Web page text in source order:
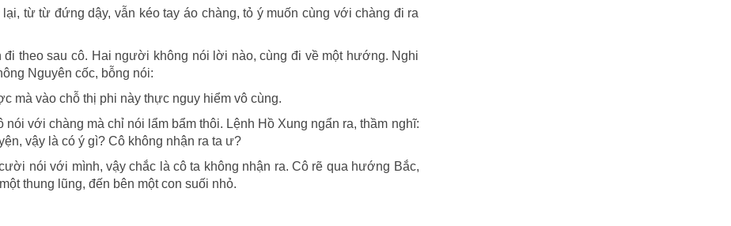
từ từ đứng dậy, vẫn kéo tay áo chàng, tỏ ý muốn cùng với chàng đi ra
theo sau cô. Hai người không nói lời nào, cùng đi về một hướng. Nghi
Nguyên cốc, bỗng nói:
mà vào chỗ thị phi này thực nguy hiểm vô cùng.
với chàng mà chỉ nói lẩm bẩm thôi. Lệnh Hồ Xung ngẩn ra, thầm nghĩ:
vậy là có ý gì? Cô không nhận ra ta ư?
nói với mình, vậy chắc là cô ta không nhận ra. Cô rẽ qua hướng Bắc,
thung lũng, đến bên một con suối nhỏ.